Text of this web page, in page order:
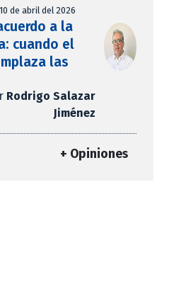
de abril del 2026
a la
cuando el
las
Rodrigo Salazar
Jiménez
+ Opiniones